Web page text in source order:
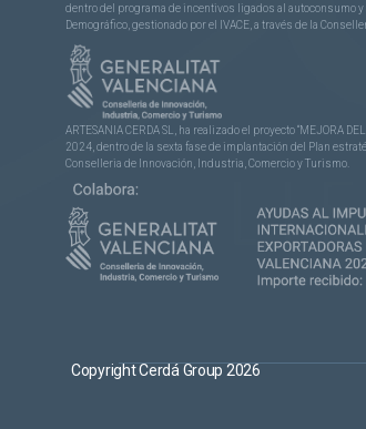
dentro del programa de incentivos ligados al autoconsumo
Demográfico, gestionado por el IVACE, a través de la
ARTESANIA CERDA SL, ha realizado el proyecto “MEJORA
2024, dentro de la sexta fase de implantación del Plan
Conselleria de Innovación, Industria, Comercio y Turismo.
Copyright Cerdá Group 2026